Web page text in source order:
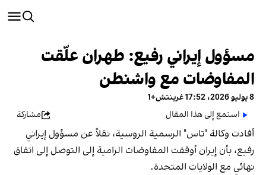
مسؤول إيراني رفيع: طهران علّقت
المفاوضات مع واشنطن
8 يوليو 2026، 17:52 غرينتش+1
استمع إلى هذا المقال
مشاركة
أفادت وكالة "تاس" الرسمية الروسية، نقلاً عن مسؤول إيراني
رفيع، بأن إيران أوقفت المفاوضات الرامية إلى التوصل إلى اتفاق
نهائي مع الولايات المتحدة.